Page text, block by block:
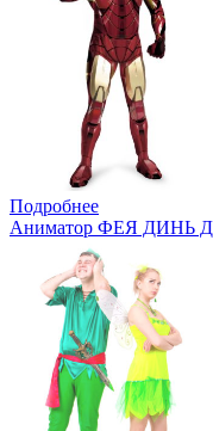
Подробнее
Аниматор ФЕЯ ДИНЬ